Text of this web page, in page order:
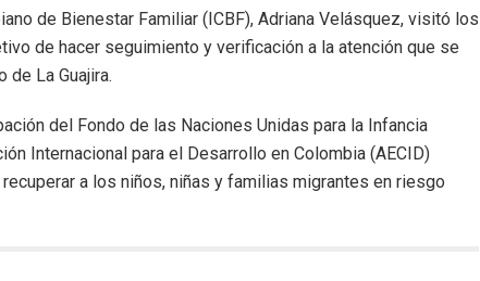
de Bienestar Familiar (ICBF), Adriana Velásquez, visitó los
de hacer seguimiento y verificación a la atención que se
de La Guajira.
del Fondo de las Naciones Unidas para la Infancia
Internacional para el Desarrollo en Colombia (AECID)
a los niños, niñas y familias migrantes en riesgo